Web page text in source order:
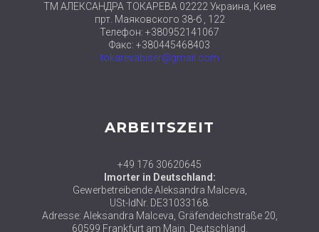
ТМ АЛЕКСАНДРА ТОКАРЕВА 02222 Украина, Киев
прт. Маяковского 38-б , 122
Телефон: +380952141067
Факс: +380445468403
tokarevabiser@gmail.com
ARBEITSZEIT
+49 176 30620645
Imorter in Deutschland:
Gewerbetreibende Aleksandra Malceva,
USt-IdNr. DE31033168.
Adresse: Aleksandra Malceva, Gräfendeichstraße 20,
60599 Frankfurt am Main, Deutschland.